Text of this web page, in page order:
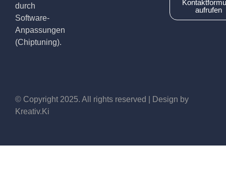
durch
Software-
Anpassungen
(Chiptuning).
aufrufen
© Copyright 2025. All rights reserved | Design by
Kreativ.Ki